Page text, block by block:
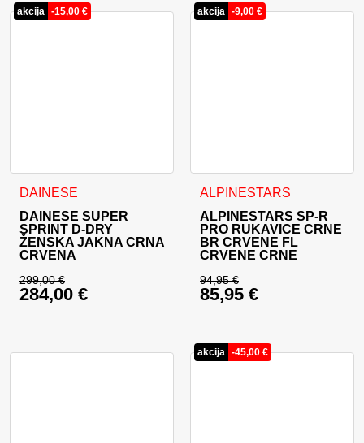
akcija -15,00 €
DAINESE
DAINESE SUPER
SPRINT D-DRY
ŽENSKA JAKNA CRNA
CRVENA
299,00€
Izvorna cijena bila je: 299,00 €.
284,00 €
Ovaj proizvod ima više varijanti. Opcije se mogu odabrati
akcija -9,00 €
ALPINESTARS
ALPINESTARS SP-R
PRO RUKAVICE CRNE
BR CRVENE FL
CRVENE CRNE
94,95€
Izvorna cijena bila
85,95 €
Ovaj proizvod ima više
akcija -45,00 €